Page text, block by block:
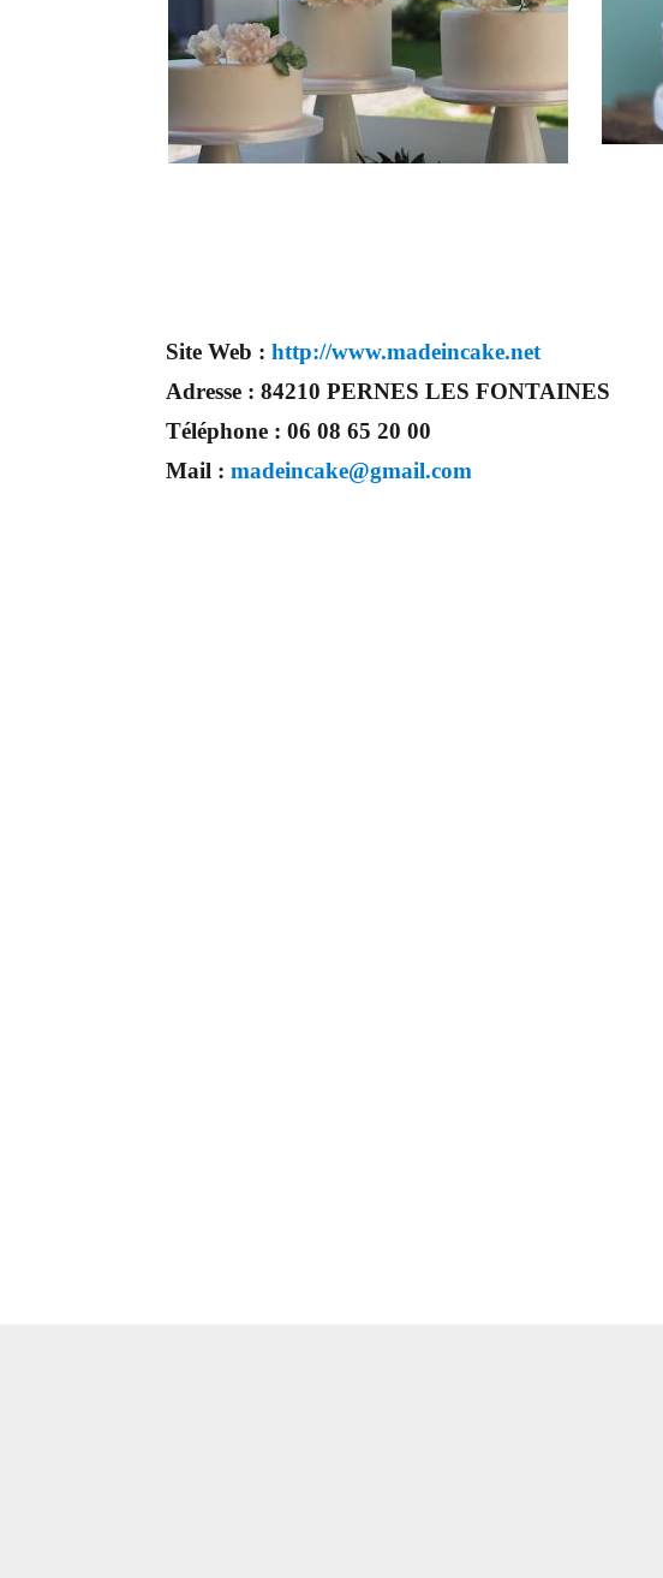
Site Web :http://www.madeincake.net
Adresse :84210 PERNES LES FONTAINES
Téléphone :06 08 65 20 00
Mail :madeincake@gmail.com